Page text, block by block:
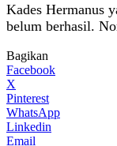
Kades Hermanus
belum berhasil.
Bagikan
Facebook
X
Pinterest
WhatsApp
Linkedin
Email